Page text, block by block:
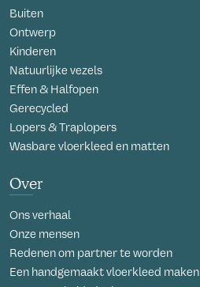
Buiten
Ontwerp
Kinderen
Natuurlijke vezels
Effen & Halfopen
Gerecycled
Lopers & Traplopers
Wasbare vloerkleed en matten
Over
Ons verhaal
Onze mensen
Redenen om partner te worden
Een handgemaakt vloerkleed maken